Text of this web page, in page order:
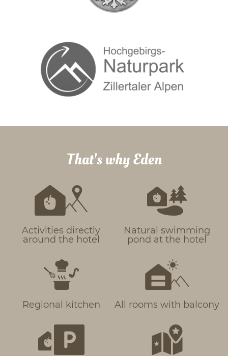
That's why Eden
Activities directly
around the hotel
Natural swimming
pond at the hotel
Regional kitchen All rooms with balcony